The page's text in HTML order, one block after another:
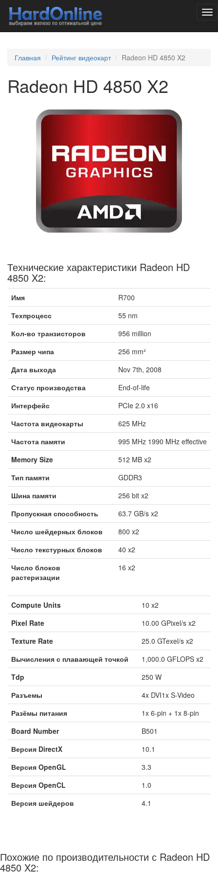
Главная Рейтинг видеокарт Radeon HD 4850 X2
Radeon HD 4850 X2
Технические характеристики Radeon HD
4850 X2:
Имя
R700
Техпроцесс
55 nm
Кол-во транзисторов
956 million
Размер чипа
256 mm²
Дата выхода
Nov 7th, 2008
Статус производства
End-of-life
Интерфейс
PCIe 2.0 x16
Частота видеокарты
625 MHz
Частота памяти
995 MHz 1990 MHz effective
Memory Size
512 MB x2
Тип памяти
GDDR3
Шина памяти
256 bit x2
Пропускная способность
63.7 GB/s x2
Число шейдерных блоков
800 x2
Число текстурных блоков
40 x2
Число блоков
растеризации
16 x2
Compute Units
10 x2
Pixel Rate
10.00 GPixel/s x2
Texture Rate
25.0 GTexel/s x2
Вычисления с плавающей точкой
1,000.0 GFLOPS x2
Tdp
250 W
Разъемы
4x DVI1x S-Video
Разёмы питания
1x 6-pin + 1x 8-pin
Board Number
B501
Версия DirectX
10.1
Версия OpenGL
3.3
Версия OpenCL
1.0
Версия шейдеров
4.1
Похожие по производительности с Radeon HD
4850 X2: